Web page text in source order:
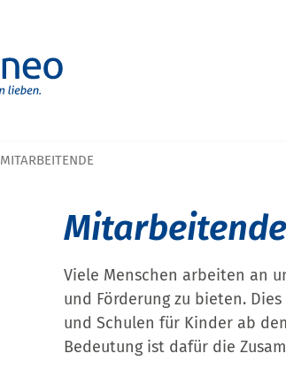
MITARBEITENDE
Mitarbeitende
Viele Menschen arbeiten an
und Förderung zu bieten.
und Schulen für Kinder ab
Bedeutung ist dafür die